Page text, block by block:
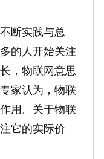
断实践与总
的人开始关注
，物联网意思
家认为，物联
用。关于物联
它的实际价